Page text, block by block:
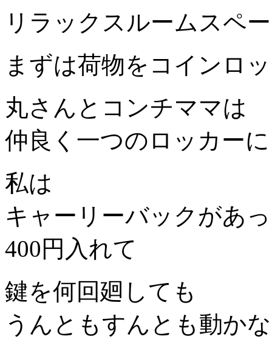
リラックスルームスペ
まずは荷物をコインロ
丸さんとコンチママは
仲良く一つのロッカーに
私は
キャーリーバックがあ
400円入れて
鍵を何回廻しても
うんともすんとも動か